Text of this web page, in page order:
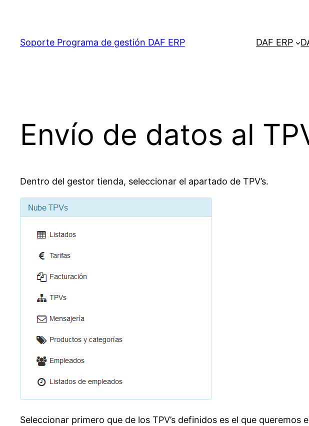
contenido
Soporte Programa de gestión DAF ERP DAF ERP
Envío de datos al
Dentro del gestor tienda, seleccionar el apartado de TPV’s.
Seleccionar primero que de los TPV’s definidos es el que